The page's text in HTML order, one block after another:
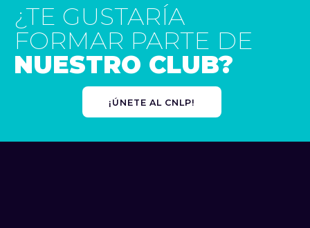
¿TE GUSTARÍA
FORMAR PARTE DE
NUESTRO CLUB?
¡ÚNETE AL CNLP!